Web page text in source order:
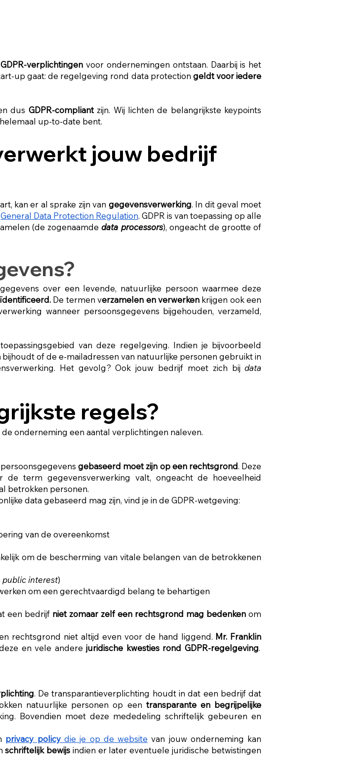
GDPR-verplichtingenvoor ondernemingen ontstaan. Daarbij is het
up gaat: de regelgeving rond data protection geldt voor iedere
dus GDPR-compliantzijn. Wij lichten de belangrijkste keypoints
up-to-date bent.
jouw bedrijf
kan er al sprake zijn van gegevensverwerking. In dit geval moet
General Data Protection Regulation. GDPR is van toepassing op alle
(de zogenaamdedata processors), ongeacht de grootte of
over een levende, natuurlijke persoon waarmee deze
De termen verzamelen en verwerken krijgen ook een
wanneer persoonsgegevens bijgehouden, verzameld,
van deze regelgeving. Indien je bijvoorbeeld
bijhoudt of de e-mailadressen van natuurlijke personen gebruikt in
Het gevolg? Ook jouw bedrijf moet zich bijdata
regels?
onderneming een aantal verplichtingen naleven.
gebaseerd moet zijn op een rechtsgrond. Deze
term gegevensverwerking valt, ongeacht de hoeveelheid
betrokken personen.
data gebaseerd mag zijn, vind je in de GDPR-wetgeving:
van de overeenkomst
om de bescherming van vitale belangen van de betrokkenen
public interest)
om een gerechtvaardigd belang te behartigen
een bedrijf niet zomaar zelf een rechtsgrond mag bedenken om
rechtsgrond niet altijd even voor de hand liggend. Mr. Franklin
en vele andere juridische kwesties rond GDPR-regelgeving.
. De transparantieverplichting houdt in dat een bedrijf dat
natuurlijke personen op een transparante en begrijpelijke
Bovendien moet deze mededeling schriftelijk gebeuren en
privacy policy die je op de website van jouw onderneming kan
schriftelijk bewijs indien er later eventuele juridische betwistingen